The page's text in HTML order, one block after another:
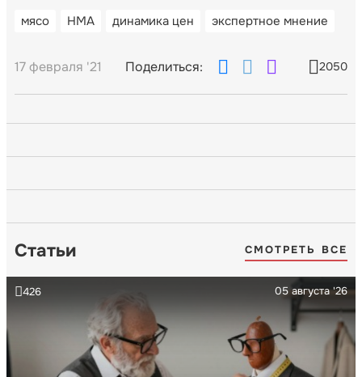
мясо НМА динамика цен экспертное мнение
17 февраля '21 Поделиться: 2050
Статьи СМОТРЕТЬ ВСЕ
05 августа '26
426